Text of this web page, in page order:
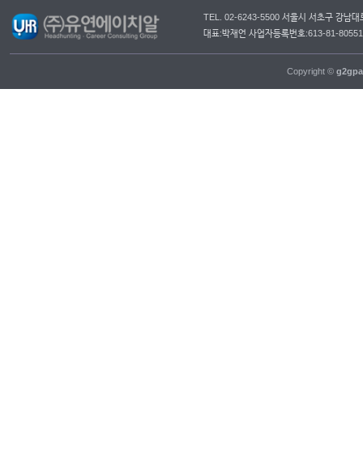
TEL. 02-6243-5500 서울시 서초구 강남대
대표:박재언 사업자등록번호:613-81-
Copyright ©